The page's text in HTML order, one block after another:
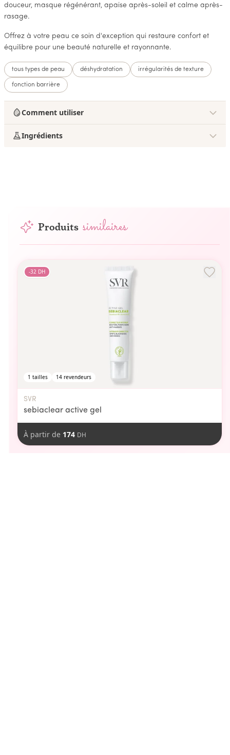
douceur, masque régénérant, apaise après-soleil et calme après-
rasage.
Offrez à votre peau ce soin d'exception qui restaure confort et
équilibre pour une beauté naturelle et rayonnante.
tous types de peau déshydratation irrégularités de texture
fonction barrière
Comment utiliser
Ingrédients
Produits similaires
-32 DH
1 tailles 14revendeurs
SVR
sebiaclear active gel
À partir de 174 DH